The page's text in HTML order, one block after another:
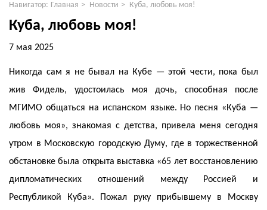
Навигатор: Главная > Новости > Куба, любовь моя!
Куба, любовь моя!
7 мая 2025
Никогда сам я не бывал на Кубе — этой чести, пока был
жив Фидель, удостоилась моя дочь, способная после
МГИМО общаться на испанском языке. Но песня «Куба —
любовь моя», знакомая с детства, привела меня сегодня
утром в Московскую городскую Думу, где в торжественной
обстановке была открыта выставка «65 лет восстановлению
дипломатических отношений между Россией и
Республикой Куба». Пожал руку прибывшему в Москву